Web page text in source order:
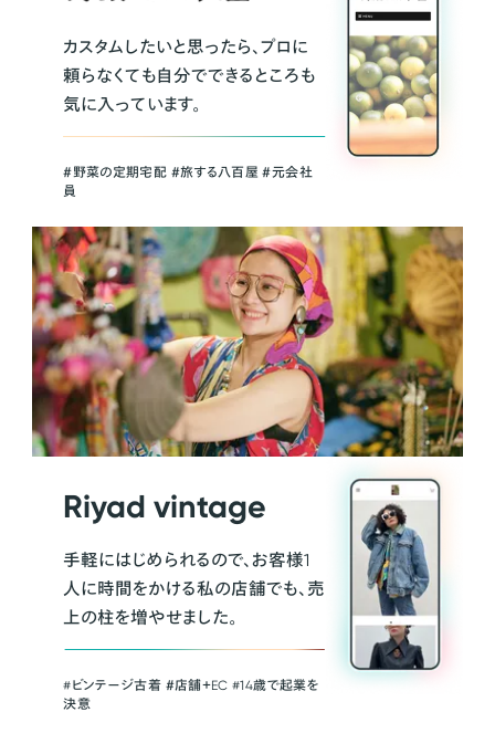
カスタムしたいと思ったら、プロに
頼らなくても自分でできるところも
気に入っています。
＃野菜の定期宅配 ＃旅する八百屋 ＃元会社
員
Riyad vintage
手軽にはじめられるので、お客様1
人に時間をかける私の店舗でも、売
上の柱を増やせました。
#ビンテージ古着 ＃店舗＋EC #14歳で起業を
決意